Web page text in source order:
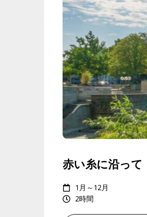
赤い糸に沿って
1月～12月
2時間